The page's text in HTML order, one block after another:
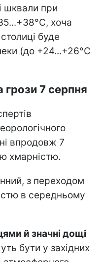
шквали при
хоча
буде
(до +24...+26°С
грози 7 серпня
впродовж 7
хмарністю.
з переходом
в середньому
й значні дощі
бути у західних